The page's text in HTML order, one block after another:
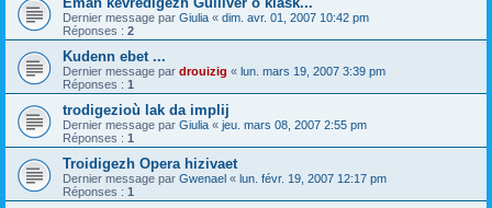
Dernier message par Giulia « dim. avr. 01, 2007 10:42 pm
Réponses : 2
Kudenn ebet ...
Dernier message par drouizig « lun. mars 19, 2007 3:39 pm
Réponses : 1
trodigezioù lak da implij
Dernier message par Giulia « jeu. mars 08, 2007 2:55 pm
Réponses : 1
Troidigezh Opera hizivaet
Dernier message par Gwenael « lun. févr. 19, 2007 12:17 pm
Réponses : 1